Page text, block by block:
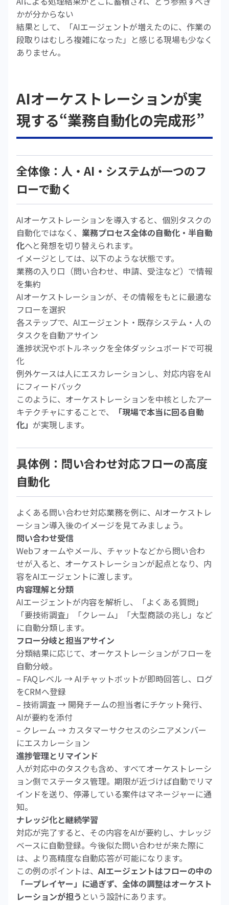
かが分からない
結果として、「AIエージェントが増えたのに、作業の
段取りはむしろ複雑になった」と感じる現場も少なく
ありません。
AIオーケストレーションが実
現する“業務自動化の完成形”
全体像：人・AI・システムが一つのフ
ローで動く
AIオーケストレーションを導入すると、個別タスクの
自動化ではなく、 業務プロセス全体の自動化・半自動
化へと発想を切り替えられます。
イメージとしては、以下のような状態です。
業務の入り口（問い合わせ、申請、受注など）で情報
を集約
AIオーケストレーションが、その情報をもとに最適な
フローを選択
各ステップで、AIエージェント・既存システム・人の
タスクを自動アサイン
進捗状況やボトルネックを全体ダッシュボードで可視
化
例外ケースは人にエスカレーションし、対応内容をAI
にフィードバック
このように、オーケストレーションを中核としたアー
キテクチャにすることで、
「現場で本当に回る自動
化」 が実現します。
具体例：問い合わせ対応フローの高度
自動化
よくある問い合わせ対応業務を例に、AIオーケストレ
ーション導入後のイメージを見てみましょう。
問い合わせ受信
Webフォームやメール、チャットなどから問い合わ
せが入ると、オーケストレーションが起点となり、内
容をAIエージェントに渡します。
内容理解と分類
AIエージェントが内容を解析し、「よくある質問」
「要技術調査」「クレーム」「大型商談の兆し」など
に自動分類します。
フロー分岐と担当アサイン
分類結果に応じて、オーケストレーションがフローを
自動分岐。
– FAQレベル → AIチャットボットが即時回答し、ログ
をCRMへ登録
– 技術調査 → 開発チームの担当者にチケット発行、
AIが要約を添付
– クレーム → カスタマーサクセスのシニアメンバー
にエスカレーション
進捗管理とリマインド
人が対応中のタスクも含め、すべてオーケストレーシ
ョン側でステータス管理。期限が近づけば自動でリマ
インドを送り、停滞している案件はマネージャーに通
知。
ナレッジ化と継続学習
対応が完了すると、その内容をAIが要約し、ナレッジ
ベースに自動登録。今後似た問い合わせが来た際に
は、より高精度な自動応答が可能になります。
この例のポイントは、AIエージェントはフローの中の
「一プレイヤー」に過ぎず、全体の調整はオーケスト
レーションが担う という設計にあります。